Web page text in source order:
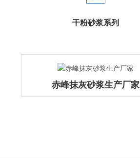
干粉砂浆系列
赤峰抹灰砂浆生产厂家